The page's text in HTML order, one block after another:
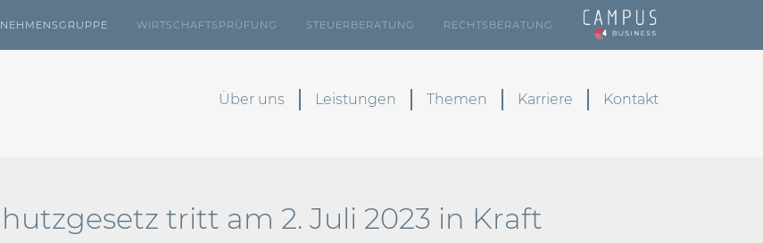
WIRTSCHAFTSPRÜFUNG STEUERBERATUNG RECHTSBERATUNG
Über uns Leistungen Themen Karriere Kontakt
tritt am 2. Juli 2023 in Kraft